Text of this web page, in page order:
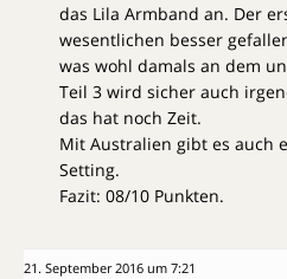
das Lila Armband an. Der
wesentlichen besser
was wohl damals an dem
Teil 3 wird sicher auch
das hat noch Zeit.
Mit Australien gibt es auch
Setting.
Fazit: 08/10 Punkten.
21. September 2016 um 7:21